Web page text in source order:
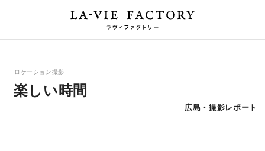
ロケーション撮影
楽しい時間
広島・撮影レポート